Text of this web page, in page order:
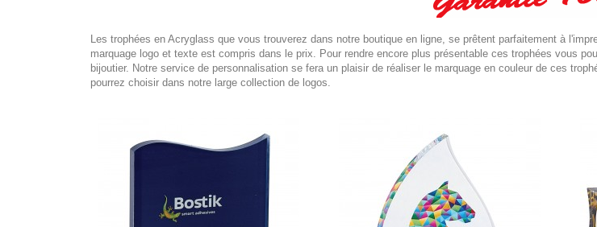
Les trophées en Acryglass que vous trouverez dans notre boutique en ligne, se prêtent parfaitement à
marquage logo et texte est compris dans le prix. Pour rendre encore plus présentable ces trophées vous
bijoutier. Notre service de personnalisation se fera un plaisir de réaliser le marquage en couleur de ces
pourrez choisir dans notre large collection de logos.